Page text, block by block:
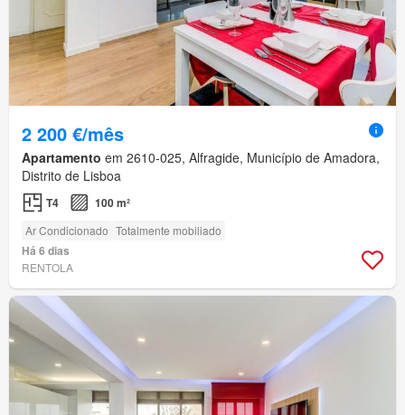
2 200 €/mês
Apartamento em 2610-025, Alfragide, Município de Amadora,
Distrito de Lisboa
T4 100 m²
Ar Condicionado Totalmente mobiliado
Há 6 dias
RENTOLA